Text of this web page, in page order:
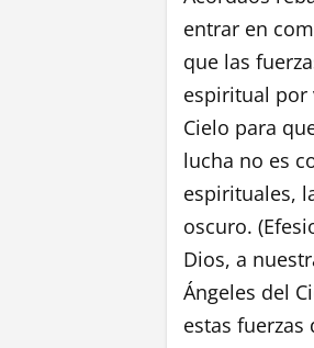
entrar en
que las
espiritual por
Cielo para
lucha no es
espirituales,
oscuro.
Dios, a
Ángeles del
estas